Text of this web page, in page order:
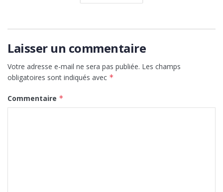
Laisser un commentaire
Votre adresse e-mail ne sera pas publiée. Les champs
obligatoires sont indiqués avec *
Commentaire *